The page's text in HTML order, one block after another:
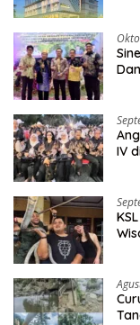
IV